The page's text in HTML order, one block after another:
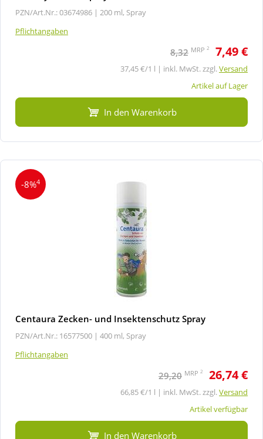
PZN/Art.Nr.: 03674986 | 200 ml, Spray
Pflichtangaben
8,32 MRP 2 7,49 €
37,45 €/1 l | inkl. MwSt. zzgl.Versand
Artikel auf Lager
In den Warenkorb
-8%4
Centaura Zecken- und Insektenschutz Spray
PZN/Art.Nr.: 16577500 | 400 ml, Spray
Pflichtangaben
29,20 MRP 2 26,74 €
66,85 €/1 l | inkl. MwSt. zzgl.Versand
Artikel verfügbar
In den Warenkorb